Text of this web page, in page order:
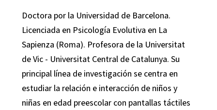
Doctora por la Universidad de Barcelona.
Licenciada en Psicología Evolutiva en La
Sapienza (Roma). Profesora de la Universitat
de Vic - Universitat Central de Catalunya. Su
principal línea de investigación se centra en
estudiar la relación e interacción de niños y
niñas en edad preescolar con pantallas táctiles